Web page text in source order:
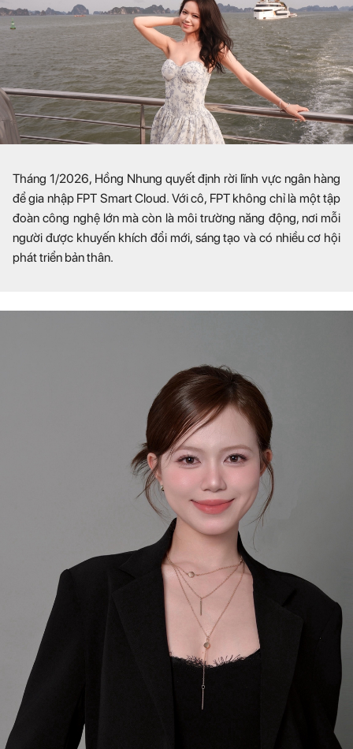
Tháng 1/2026, Hồng Nhung quyết định rời lĩnh vực ngân hàng
để gia nhập FPT Smart Cloud. Với cô, FPT không chỉ là một tập
đoàn công nghệ lớn mà còn là môi trường năng động, nơi mỗi
người được khuyến khích đổi mới, sáng tạo và có nhiều cơ hội
phát triển bản thân.